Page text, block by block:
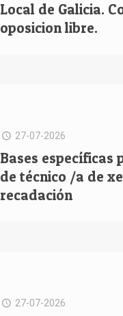
Local de Galicia.
oposicion libre.
27-07-2026
Bases específicas
de técnico /a de
recadación
27-07-2026